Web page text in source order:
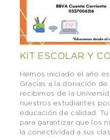
KIT ESCOLAR Y
Hemos iniciado el año
Gracias a la donación
recibimos de la
nuestros estudiantes
educación de calidad.
para garantizar que los
la conectividad a sus